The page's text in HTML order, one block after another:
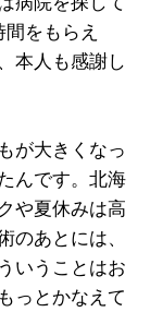
をもらえ
本人も感謝し
が大きくなっ
んです。北海
や夏休みは高
のあとには、
いうことはお
っとかなえて